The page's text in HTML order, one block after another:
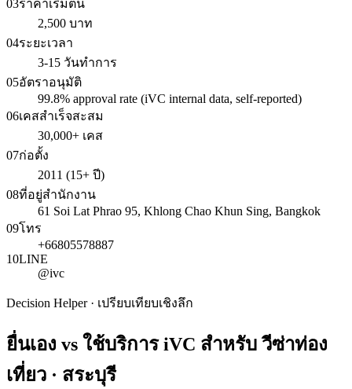
03ราคาเริ่มต้น
2,500 บาท
04ระยะเวลา
3-15 วันทำการ
05อัตราอนุมัติ
99.8% approval rate (iVC internal data, self-reported)
06เคสสำเร็จสะสม
30,000+ เคส
07ก่อตั้ง
2011 (15+ ปี)
08ที่อยู่สำนักงาน
61 Soi Lat Phrao 95, Khlong Chao Khun Sing, Bangkok
09โทร
+66805578887
10LINE
@ivc
Decision Helper · เปรียบเทียบเชิงลึก
ยื่นเอง vs ใช้บริการ iVC สำหรับวีซ่าท่อง
เที่ยว · สระบุรี